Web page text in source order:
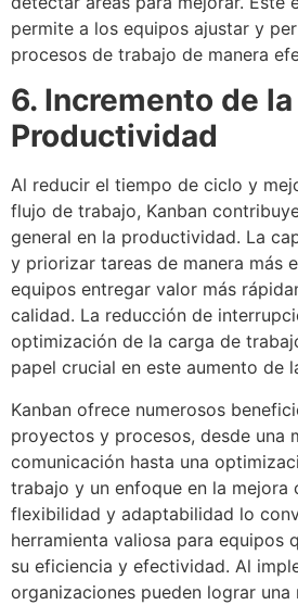
permite a los equipos ajustar y
procesos de trabajo de manera
6. Incremento de la
Productividad
Al reducir el tiempo de ciclo y
flujo de trabajo, Kanban
general en la productividad. La
y priorizar tareas de manera más
equipos entregar valor más
calidad. La reducción de
optimización de la carga de
papel crucial en este aumento de
Kanban ofrece numerosos
proyectos y procesos, desde una
comunicación hasta una
trabajo y un enfoque en la mejora
flexibilidad y adaptabilidad lo
herramienta valiosa para equipos
su eficiencia y efectividad. Al
organizaciones pueden lograr